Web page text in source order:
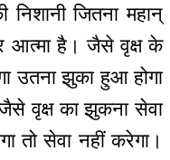
निशानी जितना महान्
आत्मा है। जैसे वृक्ष के
उतना झुका हुआ होगा
वृक्ष का झुकना सेवा
तो सेवा नहीं करेगा।